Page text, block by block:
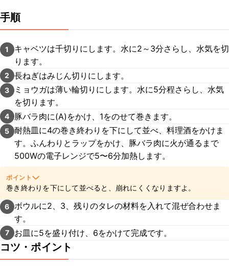
手順
1
キャベツは千切りにします。水に2～3分さらし、水気を切
ります。
2 長ねぎはみじん切りにします。
3
ミョウガは薄い輪切りにします。水に5分程さらし、水気
を切ります。
4 豚バラ肉に(A)をかけ、1をのせて巻きます。
5 耐熱皿に4の巻き終わりを下にして並べ、料理酒をかけま
す。ふんわりとラップをかけ、豚バラ肉に火が通るまで
500Wの電子レンジで5〜6分加熱します。
ポイント
巻き終わりを下にして並べると、崩れにくくなりますよ。
6 ボウルに2、3、残りのタレの材料を入れて混ぜ合わせま
す。
7 お皿に5を盛り付け、6をかけて完成です。
コツ・ポイント